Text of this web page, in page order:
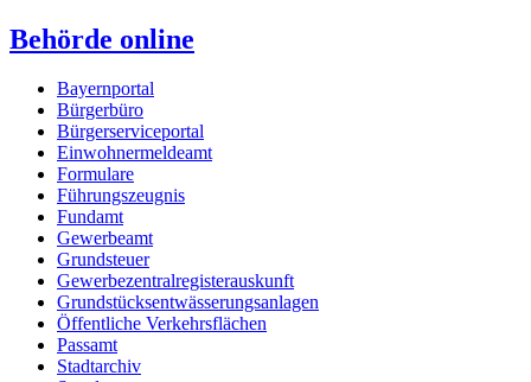
Behörde online
Bayernportal
Bürgerbüro
Bürgerserviceportal
Einwohnermeldeamt
Formulare
Führungszeugnis
Fundamt
Gewerbeamt
Grundsteuer
Gewerbezentralregisterauskunft
Grundstücksentwässerungsanlagen
Öffentliche Verkehrsflächen
Passamt
Stadtarchiv